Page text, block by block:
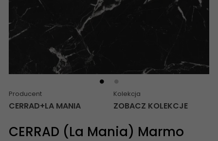
Producent
CERRAD+LA MANIA
Kolekcja
ZOBACZ KOLEKCJE
CERRAD (La Mania) Marmo